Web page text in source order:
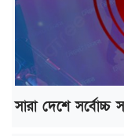
সারা দেশে সর্বোচ্চ